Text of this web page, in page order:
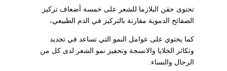
تحتوى حقن البلازما للشعر على خمسة أضعاف تركيز
الصفائح الدموية مقارنة بالتركيز في الدم الطبيعي،
كما يحتوي على عوامل النمو التي تساعد في تجديد
وتكاثر الخلايا والانسجة وتحفيز نمو الشعر لدى كل من
الرجال والنساء.